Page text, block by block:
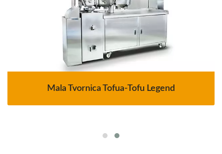
Mala Tvornica Tofua-Tofu Legend